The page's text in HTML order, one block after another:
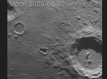
Moon 2026-08-07